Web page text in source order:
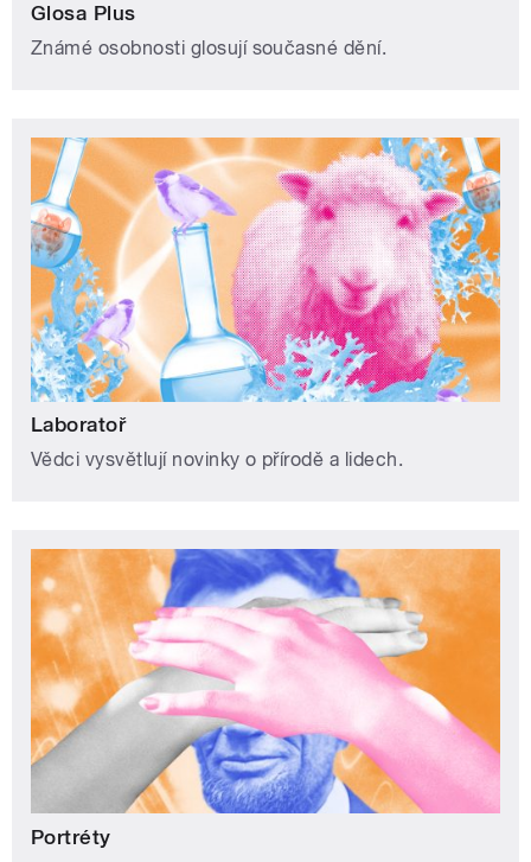
Glosa Plus
Známé osobnosti glosují současné dění.
Laboratoř
Vědci vysvětlují novinky o přírodě a lidech.
Portréty